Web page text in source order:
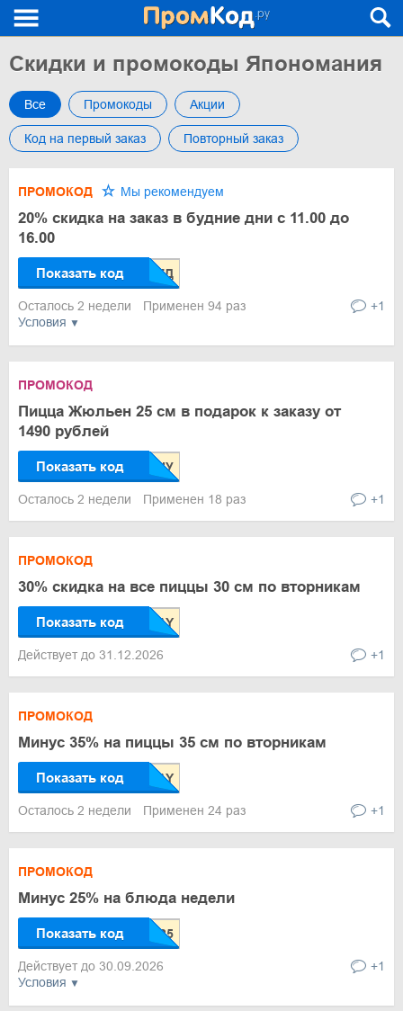
Скидки и промокоды Япономания
Все Промокоды Акции
Код на первый заказ Повторный заказ
Условия
ПРОМОКОД Мы рекомендуем
20% скидка на заказ в будние дни с 11.00 до
16.00
Показать код
Осталось 2 недели Применен 94 раз +1
ПРОМОКОД
Пицца Жюльен 25 см в подарок к заказу от
1490 рублей
Показать код
Осталось 2 недели Применен 18 раз +1
ПРОМОКОД
30% скидка на все пиццы 30 см по вторникам
Показать код
Действует до 31.12.2026 +1
ПРОМОКОД
Минус 35% на пиццы 35 см по вторникам
Показать код
Осталось 2 недели Применен 24 раз +1
Условия
ПРОМОКОД
Минус 25% на блюда недели
Показать код
Действует до 30.09.2026 +1